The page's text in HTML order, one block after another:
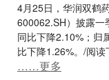
4月25日，华润双鹤
600062.SH）披露一
同比下降2.10%；归
比下降1.26%。/阅
……更多